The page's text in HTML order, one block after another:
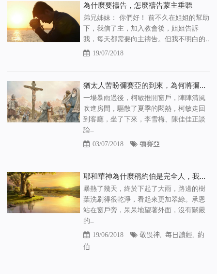
為什麼要禱告，怎麼禱告蒙主垂聽
弟兄姊妹： 你們好！ 前不久在姐姐的幫助
下，我信了主，加入教會後，姐姐告訴
我，每天都需要向主禱告。但我不明白的..
19/07/2018
猶太人苦盼彌賽亞的到來，為何將彌賽亞釘上十字架
一場暴雨過後，柯敏推開窗戶，陣陣清風
吹進房間，驅散了夏季的悶熱，柯敏走回
到客廳，坐了下來，李雪梅、陳佳佳正談
論..
03/07/2018 彌賽亞
耶和華神為什麼稱約伯是完全人，我找到了答案
暴熱了幾天，終於下起了大雨，路邊的樹
葉洗刷得很乾淨，看起來更加翠綠。承恩
站在窗戶旁，呆呆地望著外面，沒有關嚴
的..
19/06/2018 敬畏神 每日讀經, 約
伯